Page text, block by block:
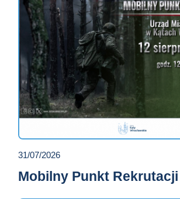
31/07/2026
Mobilny Punkt Rekrutacji